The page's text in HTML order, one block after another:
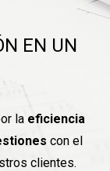
EN UN
la eficiencia
con el
clientes.